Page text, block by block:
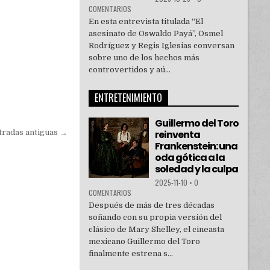
antiguas →
COMENTARIOS
En esta entrevista titulada “El
asesinato de Oswaldo Payá”, Osmel
Rodríguez y Regis Iglesias conversan
sobre uno de los hechos más
controvertidos y aú...
ENTRETENIMIENTO
Guillermo del Toro
reinventa
Frankenstein: una
oda gótica a la
soledad y la culpa
2025-11-10 • 0
COMENTARIOS
Después de más de tres décadas
soñando con su propia versión del
clásico de Mary Shelley, el cineasta
mexicano Guillermo del Toro
finalmente estrena s...